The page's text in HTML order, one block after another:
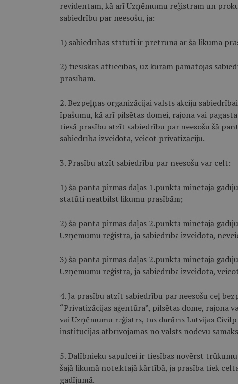
revidentam, kā arī Uzņēmumu reģistram un
sabiedrību par neesošu, ja:
1) sabiedrības statūti ir pretrunā ar šā likuma
2) tiesiskās attiecības, uz kurām pamatojas
prasībām.
2. Bezpeļņas organizācijai valsts akciju
īpašumu, kā arī pilsētas domei, rajona vai
tiesā prasību atzīt sabiedrību par neesošu šā
sabiedrība izveidota, veicot privatizāciju.
3. Prasību atzīt sabiedrību par neesošu var celt:
1) šā panta pirmās daļas 1.punktā minētajā
statūti neatbilst likumu prasībām;
2) šā panta pirmās daļas 2.punktā minētajā
Uzņēmumu reģistrā, ja sabiedrība izveidota,
3) šā panta pirmās daļas 2.punktā minētajā
Uzņēmumu reģistrā, ja sabiedrība izveidota,
4. Ja prasību atzīt sabiedrību par neesošu ceļ
“Privatizācijas aģentūra”, pilsētas dome, rajona
vai Uzņēmumu reģistrs, tas darāms Latvijas
institūcijas atbrīvojamas no valsts nodevu
5. Dalībnieku sapulcei ir tiesības novērst
šajā likumā noteiktajā kārtībā, ja prasība tiek
gadījumā.